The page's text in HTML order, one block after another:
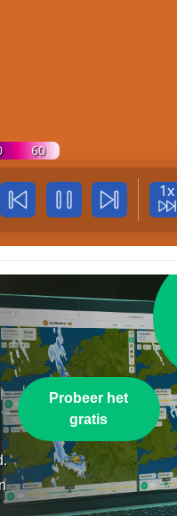
60
1x
Probeer het
gratis